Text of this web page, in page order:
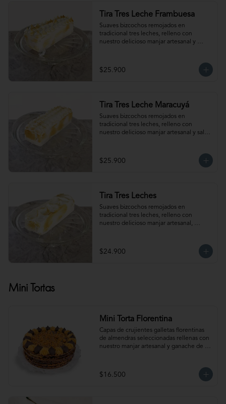
Tira Tres Leche Frambuesa
Suaves bizcochos remojados en
tradicional tres leches, relleno con
nuestro delicioso manjar artesanal y
Producto congelado, se recomienda
descongelar de 2 horas a temperatura
$25.900
Tira Tres Leche Maracuyá
Suaves bizcochos remojados en
tradicional tres leches, relleno con
nuestro delicioso manjar artesanal y salsa
Producto congelado, se recomienda
descongelar de 2 horas a temperatura
$25.900
Tira Tres Leches
Suaves bizcochos remojados en
tradicional tres leches, relleno con
nuestro delicioso manjar artesanal,
recomienda descongelar de 2 horas a
temperatura ambiente antes de servir.
$24.900
Mini Tortas
Mini Torta Florentina
Capas de crujientes galletas florentinas
de almendras seleccionadas rellenas con
nuestro manjar artesanal y ganache de
recomienda descongelar 1 hora
refrigerada antes de servir. Para
$16.500